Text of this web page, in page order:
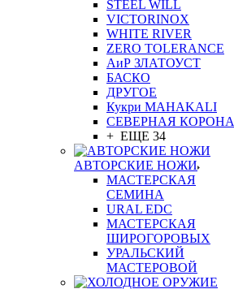
STEEL WILL
VICTORINOX
WHITE RIVER
ZERO TOLERANCE
АиР ЗЛАТОУСТ
БАСКО
ДРУГОЕ
Кукри MAHAKALI
СЕВЕРНАЯ КОРОНА
+ ЕЩЕ 34
АВТОРСКИЕ НОЖИ
МАСТЕРСКАЯ
СЕМИНА
URAL EDC
МАСТЕРСКАЯ
ШИРОГОРОВЫХ
УРАЛЬСКИЙ
МАСТЕРОВОЙ